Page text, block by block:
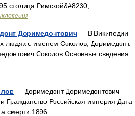
столица Римской&#8230; …
Доримедонтович — В Википедии
людях с именем Соколов, Доримедонт.
Соколов Основные сведения
— Доримедонт Доримедонтович
Гражданство Российская империя Дата
смерти 1896 …